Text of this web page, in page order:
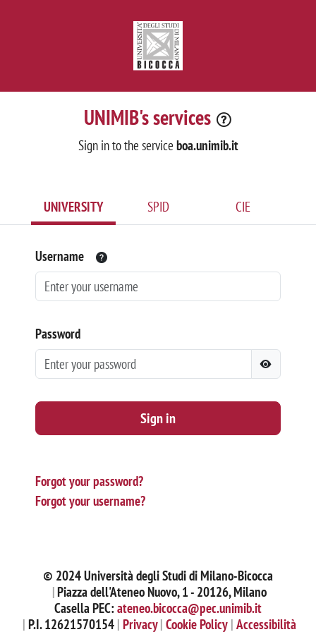
UNIMIB's services
Sign in to the service boa.unimib.it
UNIVERSITY SPID CIE
Username
Password
Sign in
Forgot your password?
Forgot your username?
© 2024 Università degli Studi di Milano-Bicocca
Piazza dell'Ateneo Nuovo, 1 - 20126, Milano
Casella PEC:ateneo.bicocca@pec.unimib.it
P.I. 12621570154 Privacy Cookie Policy Accessibilità